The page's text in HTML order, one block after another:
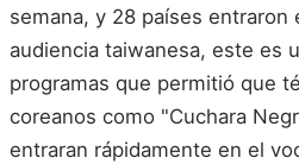
semana, y 28 países entraron
audiencia taiwanesa, este es
programas que permitió que
coreanos como "Cuchara
entraran rápidamente en el